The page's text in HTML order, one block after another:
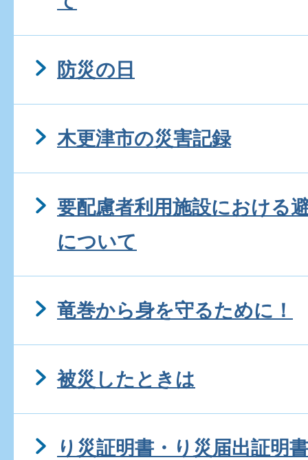
防災の日
木更津市の災害記録
要配慮者利用施設における
について
竜巻から身を守るために！
被災したときは
り災証明書・り災届出証明書